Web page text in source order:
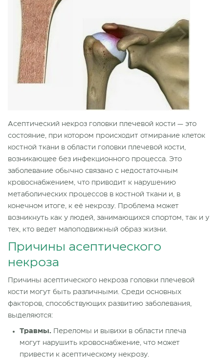
Асептический некроз головки плечевой кости — это
состояние, при котором происходит отмирание клеток
костной ткани в области головки плечевой кости,
возникающее без инфекционного процесса. Это
заболевание обычно связано с недостаточным
кровоснабжением, что приводит к нарушению
метаболических процессов в костной ткани и, в
конечном итоге, к её некрозу. Проблема может
возникнуть как у людей, занимающихся спортом, так и у
тех, кто ведет малоподвижный образ жизни.
Причины асептического
некроза
Причины асептического некроза головки плечевой
кости могут быть различными. Среди основных
факторов, способствующих развитию заболевания,
выделяются:
Травмы. Переломы и вывихи в области плеча
могут нарушить кровоснабжение, что может
привести к асептическому некрозу.